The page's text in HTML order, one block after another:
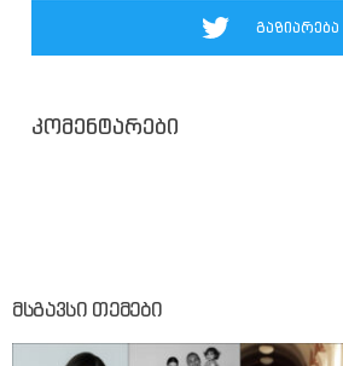
გაზიარება
კომენტარები
მსგავსი თემები